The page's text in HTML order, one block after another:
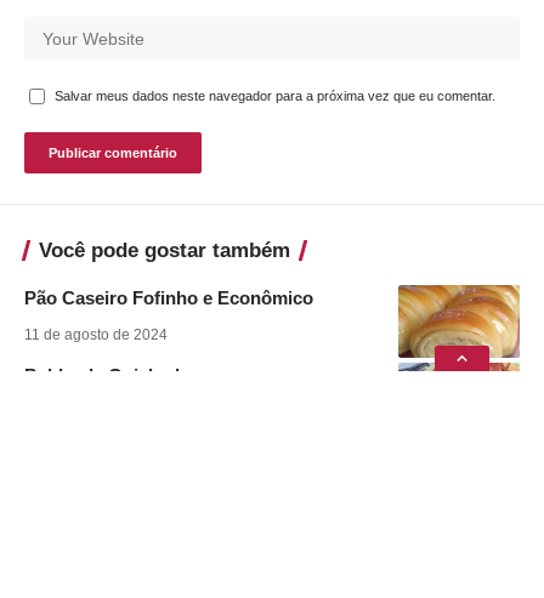
Salvar meus dados neste navegador para a próxima vez que eu comentar.
Você pode gostar também
Pão Caseiro Fofinho e Econômico
11 de agosto de 2024
Babka de Goiabada